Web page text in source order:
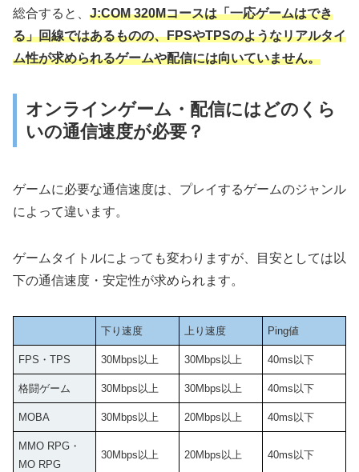
総合すると、 J:COM 320Mコースは「一応ゲームはでき
る」回線ではあるものの、FPSやTPSのようなリアルタイ
ム性が求められるゲームや配信には向いていません。
オンラインゲーム・配信にはどのくら
いの通信速度が必要？
ゲームに必要な通信速度は、プレイするゲームのジャンル
によって違います。
ゲームタイトルによっても変わりますが、目安としては以
下の通信速度・安定性が求められます。
下り速度 上り速度 Ping値
FPS・TPS 30Mbps以上 30Mbps以上 40ms以下
格闘ゲーム 30Mbps以上 30Mbps以上 40ms以下
MOBA 30Mbps以上 20Mbps以上 40ms以下
MMO RPG・
MO RPG
30Mbps以上 20Mbps以上 40ms以下